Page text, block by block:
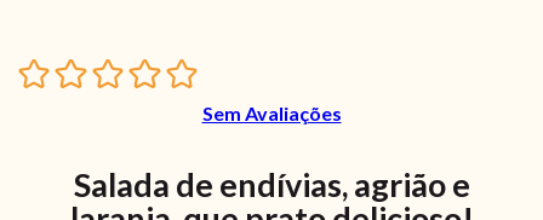
Sem Avaliações
Salada de endívias, agrião e